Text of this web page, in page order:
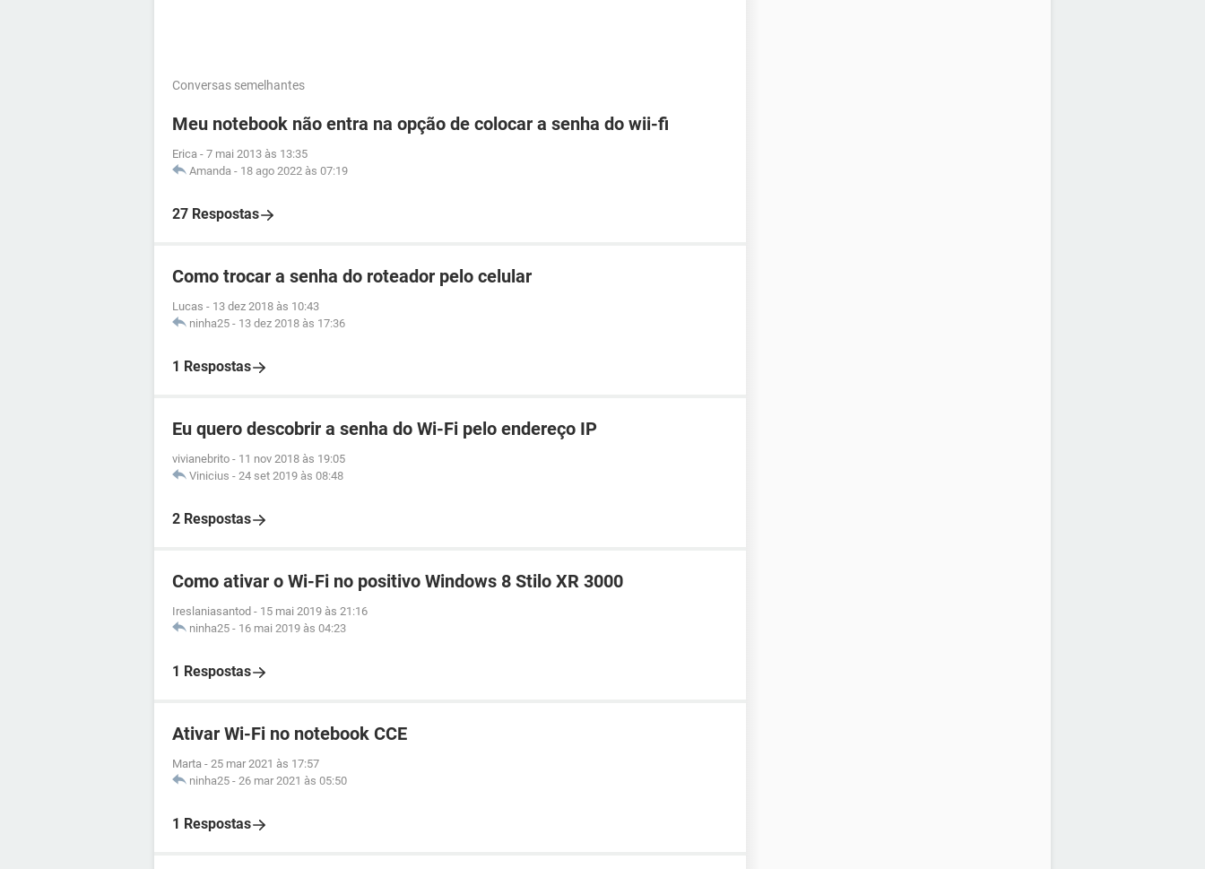
Conversas semelhantes
Meu notebook não entra na opção de colocar a senha do wii-fi
Erica - 7 mai 2013 às 13:35
Amanda - 18 ago 2022 às 07:19
27 Respostas
Como trocar a senha do roteador pelo celular
Lucas - 13 dez 2018 às 10:43
ninha25 - 13 dez 2018 às 17:36
1 Respostas
Eu quero descobrir a senha do Wi-Fi pelo endereço IP
vivianebrito - 11 nov 2018 às 19:05
Vinicius - 24 set 2019 às 08:48
2 Respostas
Como ativar o Wi-Fi no positivo Windows 8 Stilo XR 3000
Ireslaniasantod - 15 mai 2019 às 21:16
ninha25 - 16 mai 2019 às 04:23
1 Respostas
Ativar Wi-Fi no notebook CCE
Marta - 25 mar 2021 às 17:57
ninha25 - 26 mar 2021 às 05:50
1 Respostas